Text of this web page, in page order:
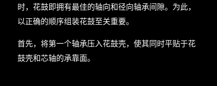
时，花鼓即拥有最佳的轴向和径向轴承间隙。为此，
以正确的顺序组装花鼓至关重要。
首先，将第一个轴承压入花鼓壳，使其同时平贴于花
鼓壳和芯轴的承靠面。